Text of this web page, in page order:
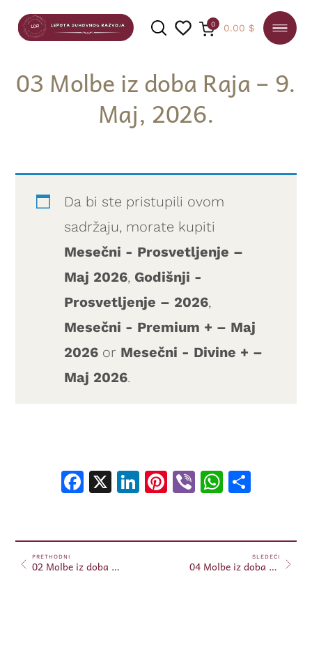
PRETRAGA
0 0.00 $
03 Molbe iz doba Raja – 9.
Maj, 2026.
Da bi ste pristupili ovom
sadržaju, morate kupiti
Mesečni - Prosvetljenje –
Maj 2026, Godišnji -
Prosvetljenje – 2026,
Mesečni - Premium + – Maj
2026 or Mesečni - Divine + –
Maj 2026.
Facebook
X LinkedIn
Pinterest
Viber
PRETHODNI
02 Molbe iz doba Raja – 6. Maj, 2026.
SLEDEĆI
04 Molbe iz doba Raja – 12. Maj, 2026.